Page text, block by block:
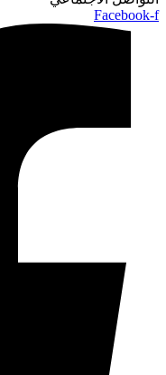
Facebook-f